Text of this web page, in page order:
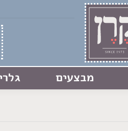
מבצעים